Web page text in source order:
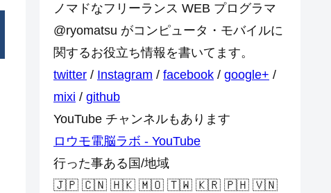
ノマドなフリーランス WEB プログラマ
@ryomatsu がコンピュータ・モバイルに
関するお役立ち情報を書いてます。
twitter / Instagram / facebook / google+ /
mixi / github
YouTube チャンネルもあります
ロウモ電脳ラボ - YouTube
行った事ある国/地域
🇯🇵 🇨🇳 🇭🇰 🇲🇴 🇹🇼 🇰🇷 🇵🇭 🇻🇳